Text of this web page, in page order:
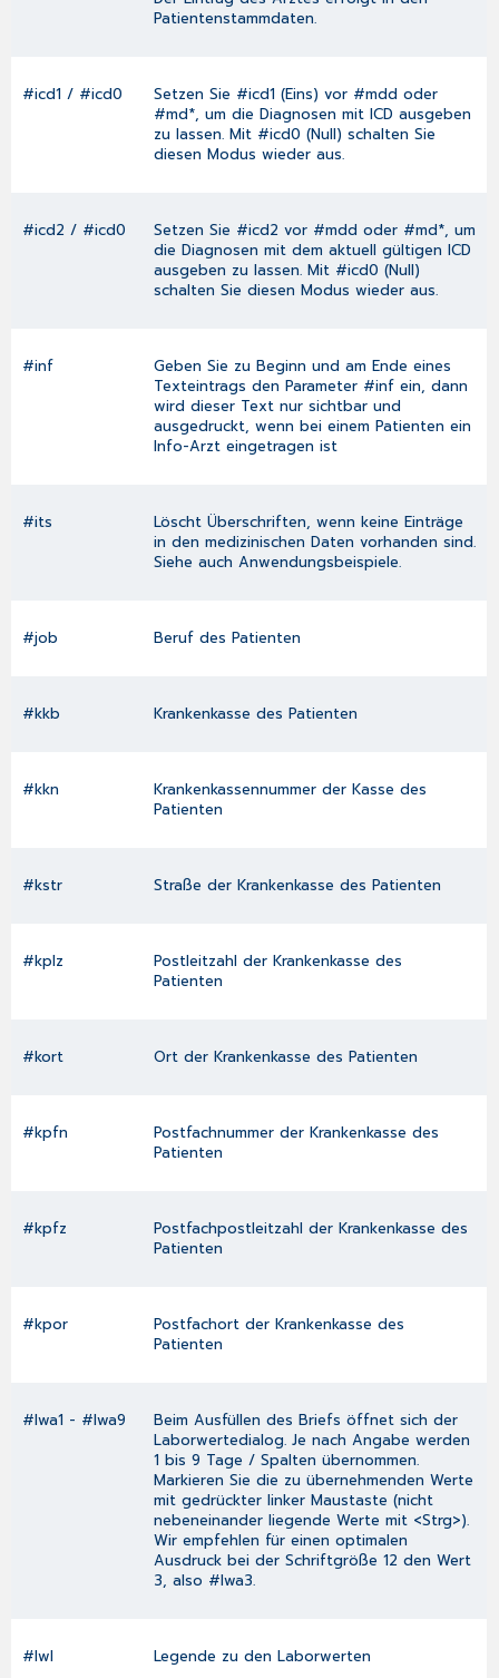
Patientenstammdaten.
#icd1 / #icd0
Setzen Sie #icd1 (Eins) vor #mdd oder
#md*, um die Diagnosen mit ICD ausgeben
zu lassen. Mit #icd0 (Null) schalten Sie
diesen Modus wieder aus.
#icd2 / #icd0
Setzen Sie #icd2 vor #mdd oder #md*, um
die Diagnosen mit dem aktuell gültigen ICD
ausgeben zu lassen. Mit #icd0 (Null)
schalten Sie diesen Modus wieder aus.
#inf
Geben Sie zu Beginn und am Ende eines
Texteintrags den Parameter #inf ein, dann
wird dieser Text nur sichtbar und
ausgedruckt, wenn bei einem Patienten ein
Info-Arzt eingetragen ist
#its
Löscht Überschriften, wenn keine Einträge
in den medizinischen Daten vorhanden sind.
Siehe auchAnwendungsbeispiele.
#job Beruf des Patienten
#kkb Krankenkasse des Patienten
#kkn
Krankenkassennummer der Kasse des
Patienten
#kstr Straße der Krankenkasse des Patienten
#kplz
Postleitzahl der Krankenkasse des
Patienten
#kort Ort der Krankenkasse des Patienten
#kpfn
Postfachnummer der Krankenkasse des
Patienten
#kpfz
Postfachpostleitzahl der Krankenkasse des
Patienten
#kpor
Postfachort der Krankenkasse des
Patienten
#lwa1 - #lwa9
Beim Ausfüllen des Briefs öffnet sich der
Laborwertedialog. Je nach Angabe werden
1 bis 9 Tage / Spalten übernommen.
Markieren Sie die zu übernehmenden Werte
mit gedrückter linker Maustaste (nicht
nebeneinander liegende Werte mit <Strg>).
Wir empfehlen für einen optimalen
Ausdruck bei der Schriftgröße 12 den Wert
3, also #lwa3.
#lwl
Legende zu den Laborwerten